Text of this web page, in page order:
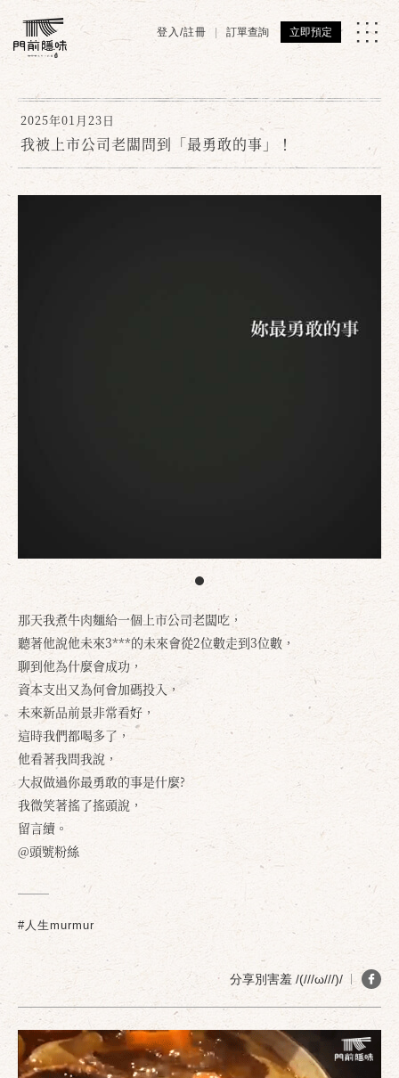
登入/註冊 訂單查詢 立即預定
2025年01月23日
我被上市公司老闆問到「最勇敢的事」！
那天我煮牛肉麵給一個上市公司老闆吃，
聽著他說他未來3***的未來會從2位數走到3位數，
聊到他為什麼會成功，
資本支出又為何會加碼投入，
未來新品前景非常看好，
這時我們都喝多了，
他看著我問我說，
大叔做過你最勇敢的事是什麼?
我微笑著搖了搖頭說，
留言續。
@頭號粉絲
#人生murmur
分享別害羞 /(///ω///)/